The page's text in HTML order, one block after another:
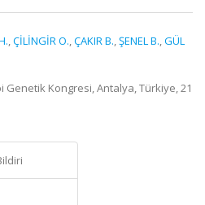
,ÇİLİNGİR O.,ÇAKIR B.,ŞENEL B.,GÜL
Genetik Kongresi, Antalya, Türkiye, 21